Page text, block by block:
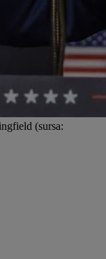
(sursa: